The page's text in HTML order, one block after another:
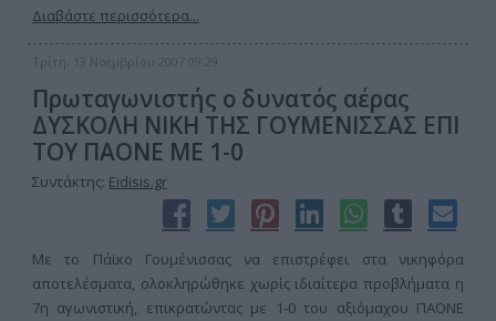
Διαβάστε περισσότερα...
Τρίτη, 13 Νοεμβρίου 2007 09:29
Πρωταγωνιστής ο δυνατός αέρας
ΔΥΣΚΟΛΗ ΝΙΚΗ ΤΗΣ ΓΟΥΜΕΝΙΣΣΑΣ ΕΠΙ
ΤΟΥ ΠΑΟΝΕ ΜΕ 1-0
Συντάκτης: Eidisis.gr
Με το Πάϊκο Γουμένισσας να επιστρέφει στα νικηφόρα
αποτελέσματα, ολοκληρώθηκε χωρίς ιδιαίτερα προβλήματα η
7η αγωνιστική, επικρατώντας με 1-0 του αξιόμαχου ΠΑΟΝΕ